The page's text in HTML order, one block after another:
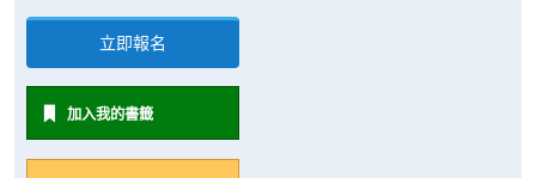
立即報名
加入我的書籤